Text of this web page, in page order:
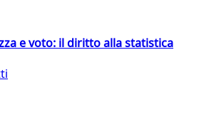
e voto: il diritto alla statistica